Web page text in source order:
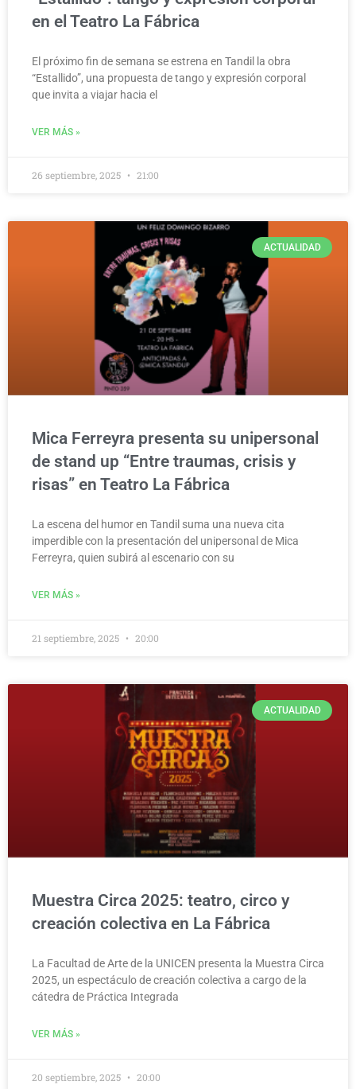
en el Teatro La Fábrica
El próximo fin de semana se estrena en Tandil la obra
“Estallido”, una propuesta de tango y expresión corporal
que invita a viajar hacia el
VER MÁS »
26 septiembre, 2025 21:00
ACTUALIDAD
Mica Ferreyra presenta su unipersonal
de stand up “Entre traumas, crisis y
risas” en Teatro La Fábrica
La escena del humor en Tandil suma una nueva cita
imperdible con la presentación del unipersonal de Mica
Ferreyra, quien subirá al escenario con su
VER MÁS »
21 septiembre, 2025 20:00
ACTUALIDAD
Muestra Circa 2025: teatro, circo y
creación colectiva en La Fábrica
La Facultad de Arte de la UNICEN presenta la Muestra Circa
2025, un espectáculo de creación colectiva a cargo de la
cátedra de Práctica Integrada
VER MÁS »
20 septiembre, 2025 20:00